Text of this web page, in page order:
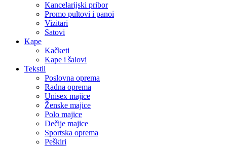
Kancelarijski pribor
Promo pultovi i panoi
Vizitari
Satovi
Kape
Kačketi
Kape i šalovi
Tekstil
Poslovna oprema
Radna oprema
Unisex majice
Ženske majice
Polo majice
Dečije majice
Sportska oprema
Peškiri